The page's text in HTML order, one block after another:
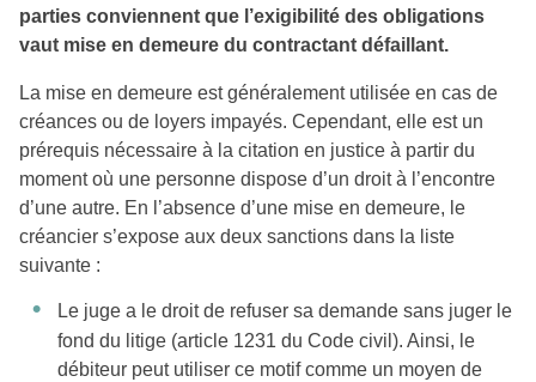
parties conviennent que l’exigibilité des obligations
vaut mise en demeure du contractant défaillant.
La mise en demeure est généralement utilisée en cas de
créances ou de loyers impayés. Cependant, elle est un
prérequis nécessaire à la citation en justice à partir du
moment où une personne dispose d’un droit à l’encontre
d’une autre. En l’absence d’une mise en demeure, le
créancier s’expose aux deux sanctions dans la liste
suivante :
Le juge a le droit de refuser sa demande sans juger le
fond du litige (article 1231 du Code civil). Ainsi, le
débiteur peut utiliser ce motif comme un moyen de